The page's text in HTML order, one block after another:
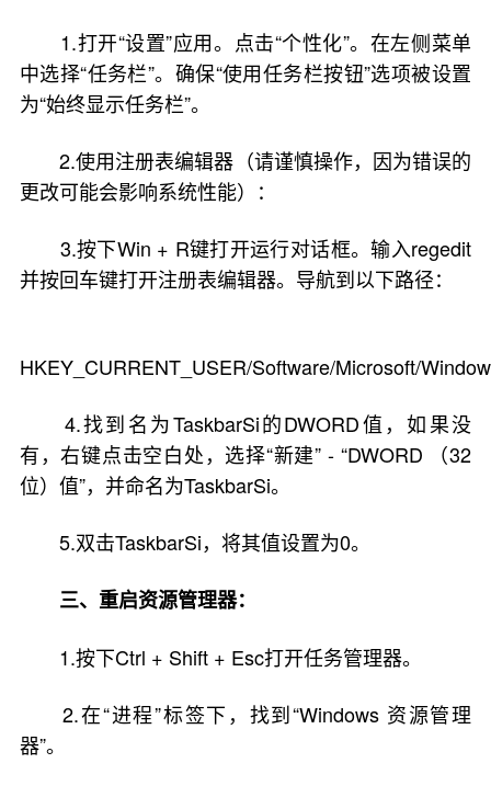
1.打开“设置”应用。点击“个性化”。在左侧菜单
中选择“任务栏”。确保“使用任务栏按钮”选项被设置
为“始终显示任务栏”。
2.使用注册表编辑器（请谨慎操作，因为错误的
更改可能会影响系统性能）：
3.按下Win + R键打开运行对话框。输入regedit
并按回车键打开注册表编辑器。导航到以下路径：
HKEY_CURRENT_USER/Software/Microsoft/
4.找到名为TaskbarSi的DWORD值，如果没
有，右键点击空白处，选择“新建” - “DWORD （32
位）值”，并命名为TaskbarSi。
5.双击TaskbarSi，将其值设置为0。
三、重启资源管理器：
1.按下Ctrl + Shift + Esc打开任务管理器。
2.在“进程”标签下，找到“Windows 资源管理
器”。